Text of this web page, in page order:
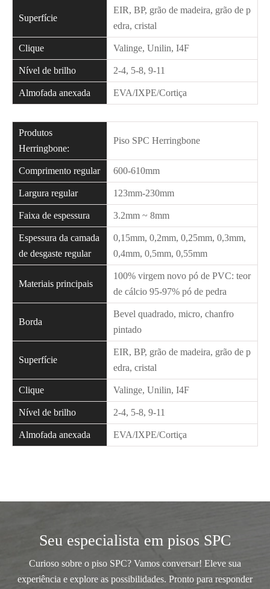
Superfície
EIR, BP, grão de madeira, grão de p
edra, cristal
Clique Valinge, Unilin, I4F
Nível de brilho 2-4, 5-8, 9-11
Almofada anexada EVA/IXPE/Cortiça
Produtos
Herringbone:
Piso SPC Herringbone
Comprimento regular 600-610mm
Largura regular 123mm-230mm
Faixa de espessura 3.2mm ~ 8mm
Espessura da camada
de desgaste regular
0,15mm, 0,2mm, 0,25mm, 0,3mm,
0,4mm, 0,5mm, 0,55mm
Materiais principais
100% virgem novo pó de PVC: teor
de cálcio 95-97% pó de pedra
Borda
Bevel quadrado, micro, chanfro
pintado
Superfície
EIR, BP, grão de madeira, grão de p
edra, cristal
Clique Valinge, Unilin, I4F
Nível de brilho 2-4, 5-8, 9-11
Almofada anexada EVA/IXPE/Cortiça
Seu especialista em pisos SPC
Curioso sobre o piso SPC? Vamos conversar! Eleve sua
experiência e explore as possibilidades. Pronto para responder